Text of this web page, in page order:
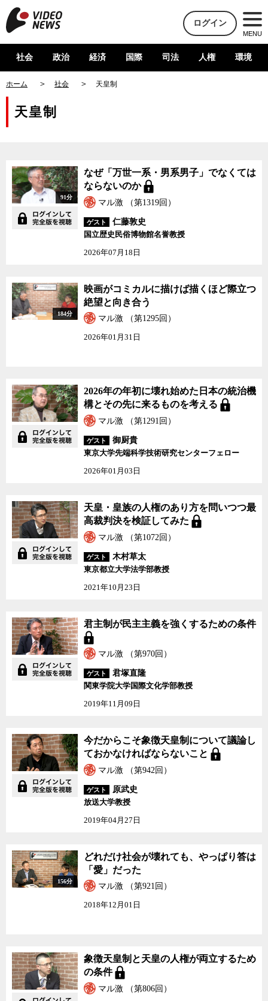
ログイン
MENU
社会 政治 経済 国際 司法 人権 環境
ホーム 社会 天皇制
天皇制
91分
なぜ「万世一系・男系男子」でなくては
ならないのか
マル激 （第1319回）
ゲスト
仁藤敦史
国立歴史民俗博物館名誉教授
2026年07月18日
184分
映画がコミカルに描けば描くほど際立つ
絶望と向き合う
マル激 （第1295回）
2026年01月31日
2026年の年初に壊れ始めた日本の統治機
構とその先に来るものを考える
マル激 （第1291回）
ゲスト
御厨貴
東京大学先端科学技術研究センターフェロー
2026年01月03日
天皇・皇族の人権のあり方を問いつつ最
高裁判決を検証してみた
マル激 （第1072回）
ゲスト
木村草太
東京都立大学法学部教授
2021年10月23日
君主制が民主主義を強くするための条件
マル激 （第970回）
ゲスト
君塚直隆
関東学院大学国際文化学部教授
2019年11月09日
今だからこそ象徴天皇制について議論し
ておかなければならないこと
マル激 （第942回）
ゲスト
原武史
放送大学教授
2019年04月27日
156分
どれだけ社会が壊れても、やっぱり答は
「愛」だった
マル激 （第921回）
2018年12月01日
象徴天皇制と天皇の人権が両立するため
の条件
マル激 （第806回）